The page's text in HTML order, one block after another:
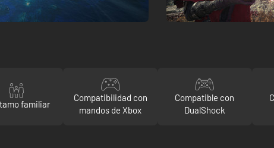
familiar
Compatibilidad con
mandos de Xbox
Compatible con
DualShock